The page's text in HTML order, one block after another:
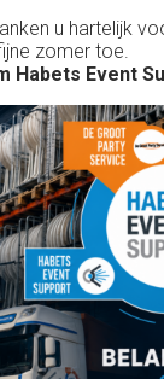
Horeca
Partyverhuur
Je vindt ons op
u hartelijk
zomer toe.
Habets Event